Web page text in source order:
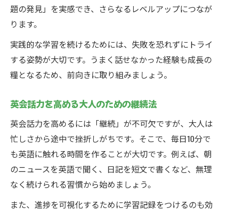
題の発見」を実感でき、さらなるレベルアップにつなが
ります。
実践的な学習を続けるためには、失敗を恐れずにトライ
する姿勢が大切です。うまく話せなかった経験も成長の
糧となるため、前向きに取り組みましょう。
英会話力を高める大人のための継続法
英会話力を高めるには「継続」が不可欠ですが、大人は
忙しさから途中で挫折しがちです。そこで、毎日10分で
も英語に触れる時間を作ることが大切です。例えば、朝
のニュースを英語で聞く、日記を短文で書くなど、無理
なく続けられる習慣から始めましょう。
また、進捗を可視化するために学習記録をつけるのも効